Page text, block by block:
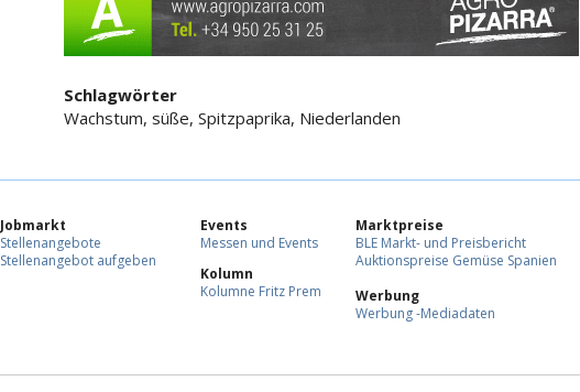
Schlagwörter
Wachstum, süße, Spitzpaprika, Niederlanden
Jobmarkt
Stellenangebote
Stellenangebot aufgeben
Events
Messen und Events
Kolumn
Kolumne Fritz Prem
Marktpreise
BLE Markt- und Preisbericht
Auktionspreise Gemüse Spanien
Werbung
Werbung -Mediadaten